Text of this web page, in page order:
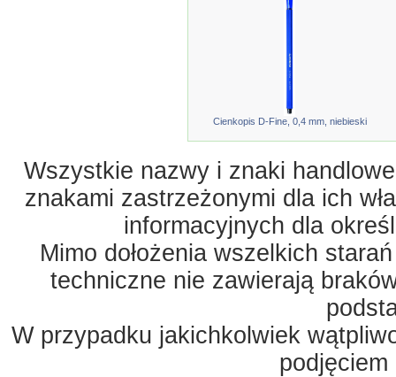
Cienkopis D-Fine, 0,4 mm, niebieski
Wszystkie nazwy i znaki
znakami zastrzeżonymi dla ich
informacyjnych dla
Mimo dołożenia wszelkich
techniczne nie zawierają
W przypadku jakichkolwiek